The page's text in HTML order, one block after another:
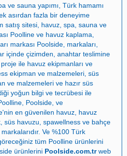
ve sauna yapımı Türk hamamı
asırdan fazla bir deneyime
satış sitesi, havuz, spa, sauna ve
Poolline ve havuz kaplama,
markası Poolside , markaları,
içinde çizimden, anahtar teslimine
proje ile havuz ekipmanları ve
ekipman ve malzemeleri süs
ve malzemeleri ve hazır süs
yoğun bilgi ve tecrübesi ile
Poolside , ve
en güvenilen havuz havuz
süs havuzu spawellness ve bahçe
markalarıdır. Ve %100 Türk
tüm Poolline ürünlerini
ürünlerini Poolside.com.trweb